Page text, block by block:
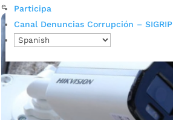
Participa
Canal Denuncias Corrupción – SIGRIP
el propósito de fortalecer la...